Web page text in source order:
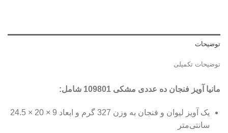
توضیحات
توضیحات تکمیلی
مانیا آويز فنجان ده عددی مشکی 109801 شامل:
یک آویز لیوان و فنجان به وزن 327 گرم و ابعاد 9 × 20 × 24.5
سانتی‌متر